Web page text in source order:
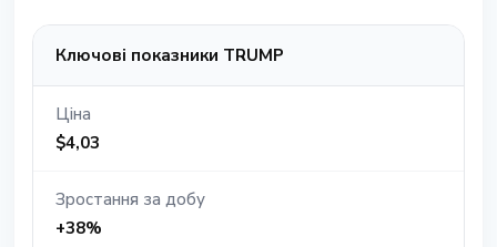
Ключові показники TRUMP
Ціна
$4,03
Зростання за добу
+38%